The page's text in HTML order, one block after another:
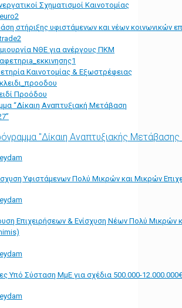
Σχηματισμοί Καινοτομίας
στήριξης υφιστάμενων και νέων κοινωνικών
ΝΘΕ για ανέργους ΠΚΜ
Kαινοτομίας & Εξωστρέφειας
Προόδου
“Δίκαιη Αναπτυξιακή Μετάβαση
"Δίκαιη Αναπτυξιακής
Υφιστάμενων Πολύ Μικρών και Μικρών
Επιχειρήσεων & Ενίσχυση Νέων Πολύ Μικρών
Υπό Σύσταση ΜμΕ για σχέδια 500.000-